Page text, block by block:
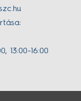
13:00-16:00